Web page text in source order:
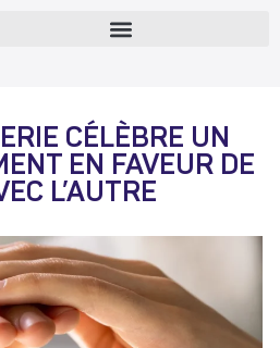
CÉLÈBRE UN
EN FAVEUR DE
L’AUTRE